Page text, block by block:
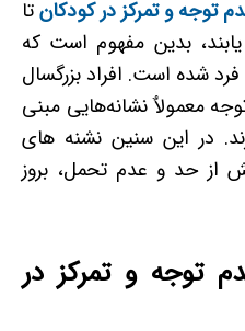
توجه و تمرکز در کودکانتا
ادامه یابند، بدین مفهوم است که
فرد شده است. افراد بزرگسال
معمولاٌ نشانه‌هایی مبنی
در این سنین نشنه های
از حد و عدم تحمل، بروز
توجه و تمرکز در